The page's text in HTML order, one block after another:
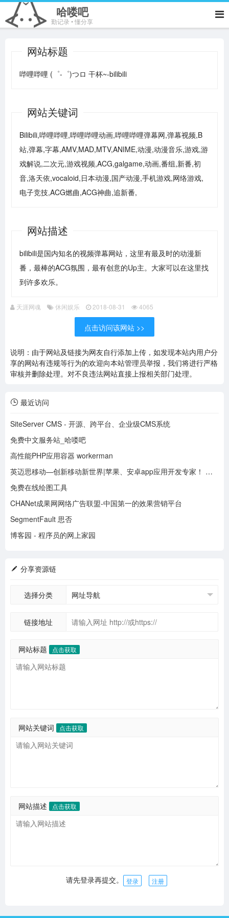
哈喽吧
勤记录 • 懂分享
网站标题
哔哩哔哩 (゜-゜)つロ 干杯~-bilibili
网站关键词
Bilibili,哔哩哔哩,哔哩哔哩动画,哔哩哔哩弹幕网,弹幕视频,B
站,弹幕,字幕,AMV,MAD,MTV,ANIME,动漫,动漫音乐,游戏,游
戏解说,二次元,游戏视频,ACG,galgame,动画,番组,新番,初
音,洛天依,vocaloid,日本动漫,国产动漫,手机游戏,网络游戏,
电子竞技,ACG燃曲,ACG神曲,追新番,
网站描述
bilibili是国内知名的视频弹幕网站，这里有最及时的动漫新
番，最棒的ACG氛围，最有创意的Up主。大家可以在这里找
到许多欢乐。
天涯网魂 休闲娱乐 2018-08-31 4065
点击访问该网站 >>
说明：由于网站及链接为网友自行添加上传，如发现本站内用户分
享的网站有违规等行为的欢迎向本站管理员举报，我们将进行严格
审核并删除处理。对不良违法网站直接上报相关部门处理。
最近访问
SiteServer CMS - 开源、跨平台、企业级CMS系统
免费中文服务站_哈喽吧
高性能PHP应用容器 workerman
英迈思移动—创新移动新世界|苹果、安卓app应用开发专家！ 英迈思移动
免费在线绘图工具
CHANet成果网网络广告联盟-中国第一的效果营销平台
SegmentFault 思否
博客园 - 程序员的网上家园
分享资源链
选择分类
链接地址
网站标题 点击获取
网站关键词 点击获取
网站描述 点击获取
请先登录再提交。 登录 注册